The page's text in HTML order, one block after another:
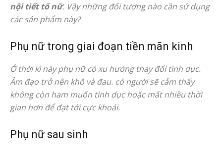
nội tiết tố nữ. Vậy những đối tượng nào cần sử dụng
các sản phẩm này?
Phụ nữ trong giai đoạn tiền mãn kinh
Ở thời kì này phụ nữ có xu hướng thay đổi tình dục.
Âm đạo trở nên khô và đau. có người sẽ cảm thấy
không còn ham muốn tình dục hoặc mất nhiều thời
gian hơn để đạt tới cực khoái.
Phụ nữ sau sinh